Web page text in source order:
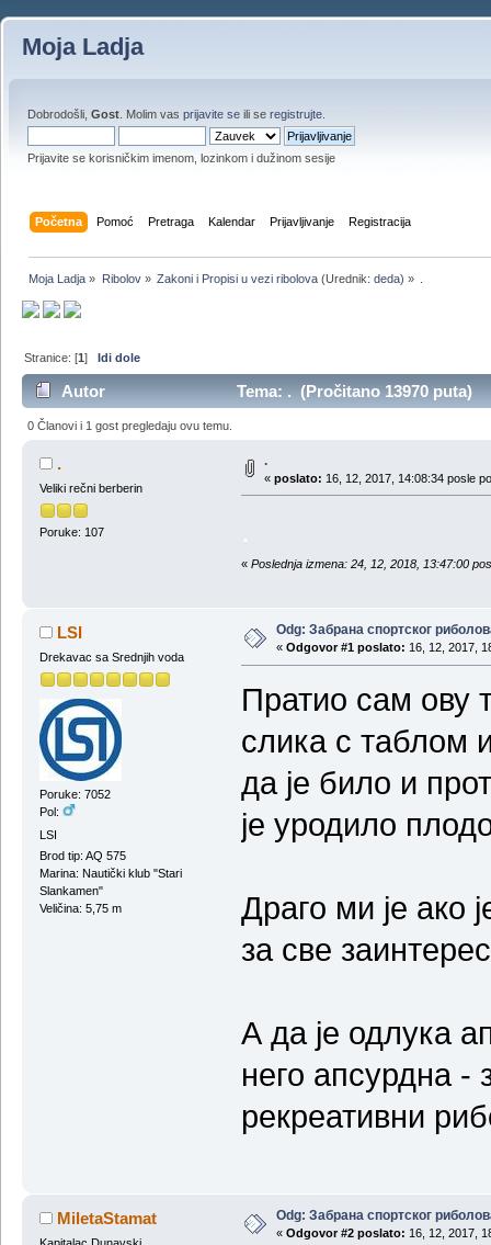
Moja Ladja
Dobrodošli, Gost . Molim vas prijavite se ili se registrujte
Prijavite se korisničkim imenom, lozinkom i dužinom sesije
Početna Pomoć Pretraga Kalendar Prijavljivanje Registracija
Moja Ladja » Ribolov» Zakoni i Propisi u vezi ribolova(Urednik: deda) »
Stranice: [1]Idi dole
Autor Tema: . (Pročitano 13970 puta)
0 Članovi i 1 gost pregledaju ovu temu.
.
Veliki rečni berberin
Poruke: 107
.
« poslato: 16, 12, 2017, 14:08:34 posle
.
« Poslednja izmena: 24, 12, 2018, 13:47:00
LSI
Drekavac sa Srednjih voda
Poruke: 7052
Pol:
LSI
Brod tip: AQ 575
Marina: Nautički klub "Stari
Slankamen"
Veličina: 5,75 m
Odg: Забрана спортског
« Odgovor #1 poslato: 16, 12, 2017,
Пратио сам ову
слика с таблом
да је било и
је уродило
Драго ми је ако
за све
А да је одлука
него апсурдна -
рекреативни
MiletaStamat Odg: Забрана спортског
« Odgovor #2 poslato: 16, 12, 2017,